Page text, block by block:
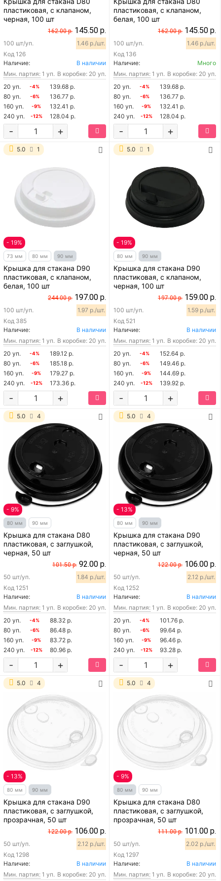
пластиковая, с клапаном,
черная, 100 шт
162.00 р. 145.50 р.
Код 126
100 шт/уп. 1.46 р./шт.
Наличие:
В наличии
Мин. партия: 1 уп. В коробке: 20 уп.
20 уп.
-4%
139.68 р.
80 уп.
-6%
136.77 р.
160 уп.
-9%
132.41 р.
240 уп.
-12% 128.04 р.
+
-
пластиковая, с клапаном,
белая, 100 шт
162.00 р. 145.50 р.
Код 136
100 шт/уп. 1.46 р./шт.
Наличие:
Много
Мин. партия: 1 уп. В коробке: 20 уп.
20 уп.
-4%
139.68 р.
80 уп.
-6%
136.77 р.
160 уп.
-9%
132.41 р.
240 уп.
-12% 128.04 р.
+
-
5.0 1
- 19%
73 мм 80 мм 90 мм
Крышка для стакана D90
пластиковая, с клапаном,
белая, 100 шт
244.00 р. 197.00 р.
Код 385
100 шт/уп. 1.97 р./шт.
Наличие:
В наличии
Мин. партия: 1 уп. В коробке: 20 уп.
20 уп.
-4%
189.12 р.
80 уп.
-6%
185.18 р.
160 уп.
-9%
179.27 р.
240 уп.
-12% 173.36 р.
+
-
5.0 1
- 19%
80 мм 90 мм
Крышка для стакана D90
пластиковая, с клапаном,
черная, 100 шт
197.00 р. 159.00 р.
Код 521
100 шт/уп. 1.59 р./шт.
Наличие:
В наличии
Мин. партия: 1 уп. В коробке: 20 уп.
20 уп.
-4%
152.64 р.
80 уп.
-6%
149.46 р.
160 уп.
-9%
144.69 р.
240 уп.
-12% 139.92 р.
+
-
5.0 4
- 9%
80 мм 90 мм
Крышка для стакана D80
пластиковая, с заглушкой,
черная, 50 шт
101.50 р. 92.00 р.
Код 1251
50 шт/уп. 1.84 р./шт.
Наличие:
В наличии
Мин. партия: 1 уп. В коробке: 20 уп.
20 уп.
-4%
88.32 р.
80 уп.
-6%
86.48 р.
160 уп.
-9%
83.72 р.
240 уп.
-12% 80.96 р.
+
-
5.0 4
- 13%
80 мм 90 мм
Крышка для стакана D90
пластиковая, с заглушкой,
черная, 50 шт
122.00 р. 106.00 р.
Код 1252
50 шт/уп. 2.12 р./шт.
Наличие:
В наличии
Мин. партия: 1 уп. В коробке: 20 уп.
20 уп.
-4%
101.76 р.
80 уп.
-6%
99.64 р.
160 уп.
-9%
96.46 р.
240 уп.
-12% 93.28 р.
+
-
5.0 4
- 13%
80 мм 90 мм
Крышка для стакана D90
пластиковая, с заглушкой,
прозрачная, 50 шт
122.00 р. 106.00 р.
Код 1298
50 шт/уп. 2.12 р./шт.
Наличие:
В наличии
Мин. партия: 1 уп. В коробке: 20 уп.
5.0 4
- 9%
80 мм 90 мм
Крышка для стакана D80
пластиковая, с заглушкой,
прозрачная, 50 шт
111.00 р. 101.00 р.
Код 1297
50 шт/уп. 2.02 р./шт.
Наличие:
В наличии
Мин. партия: 1 уп. В коробке: 20 уп.